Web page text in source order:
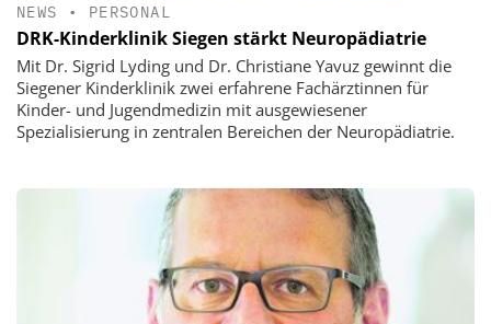
NEWS • PERSONAL
DRK-Kinderklinik Siegen stärkt Neuropädiatrie
Mit Dr. Sigrid Lyding und Dr. Christiane Yavuz gewinnt die
Siegener Kinderklinik zwei erfahrene Fachärztinnen für
Kinder- und Jugendmedizin mit ausgewiesener
Spezialisierung in zentralen Bereichen der Neuropädiatrie.